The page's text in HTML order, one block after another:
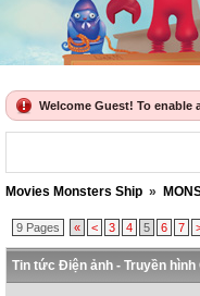
Welcome Guest! To
Movies Monsters Ship »
9 Pages « < 3 4 5 6 7
Tin tức Điện ảnh - Truyền hình